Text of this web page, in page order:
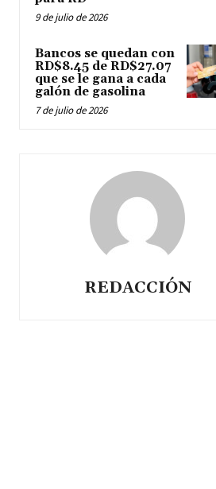
9 de julio de 2026
Bancos se quedan con
RD$8.45 de RD$27.07
que se le gana a cada
galón de gasolina
7 de julio de 2026
REDACCIÓN